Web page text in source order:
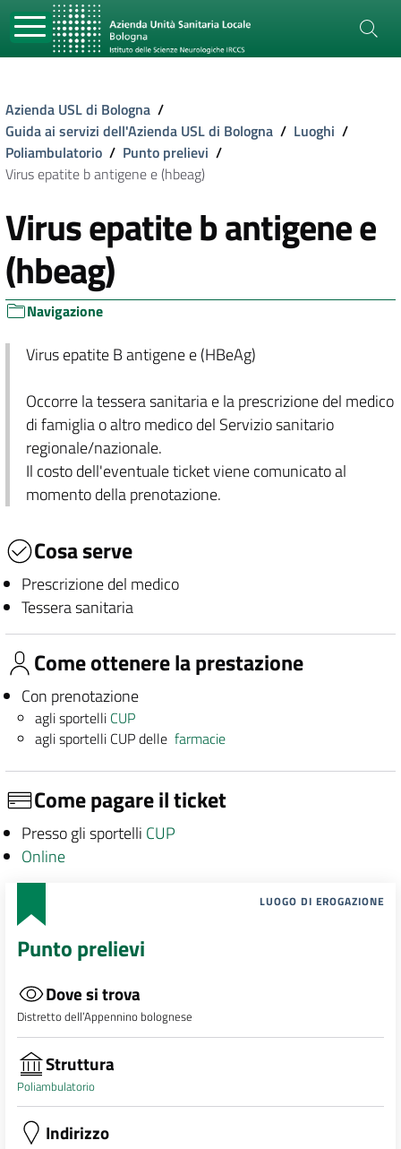
Azienda USL di Bologna /
Guida ai servizi dell'Azienda USL di Bologna / Luoghi /
Poliambulatorio / Punto prelievi /
Virus epatite b antigene e (hbeag)
Virus epatite b antigene e
(hbeag)
Navigazione
Virus epatite B antigene e (HBeAg)
Occorre la tessera sanitaria e la prescrizione del medico
di famiglia o altro medico del Servizio sanitario
regionale/nazionale.
Il costo dell'eventuale ticket viene comunicato al
momento della prenotazione.
Cosa serve
Prescrizione del medico
Tessera sanitaria
Come ottenere la prestazione
Con prenotazione
agli sportelli CUP
agli sportelli CUP dellefarmacie
Come pagare il ticket
Presso gli sportelli CUP
Online
LUOGO DI EROGAZIONE
Punto prelievi
Dove si trova
Distretto dell’Appennino bolognese
Struttura
Poliambulatorio
Indirizzo